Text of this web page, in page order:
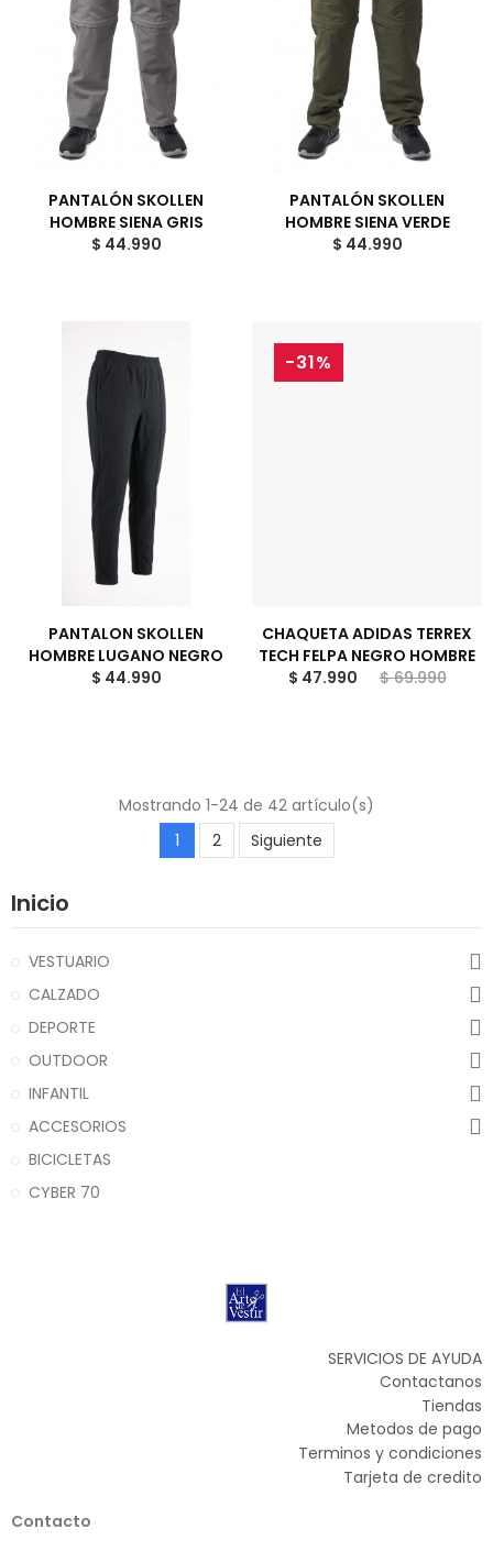
PANTALÓN SKOLLEN
HOMBRE SIENA GRIS
$ 44.990
PANTALÓN SKOLLEN
HOMBRE SIENA VERDE
$ 44.990
PANTALON SKOLLEN
HOMBRE LUGANO NEGRO
$ 44.990
-31%
CHAQUETA ADIDAS TERREX
TECH FELPA NEGRO HOMBRE
$ 47.990
$ 69.990
Mostrando 1-24 de 42 artículo(s)
1
2 Siguiente
Inicio
VESTUARIO
CALZADO
DEPORTE
OUTDOOR
INFANTIL
ACCESORIOS
BICICLETAS
CYBER 70
SERVICIOS DE AYUDA
Contactanos
Tiendas
Metodos de pago
Terminos y condiciones
Tarjeta de credito
Contacto